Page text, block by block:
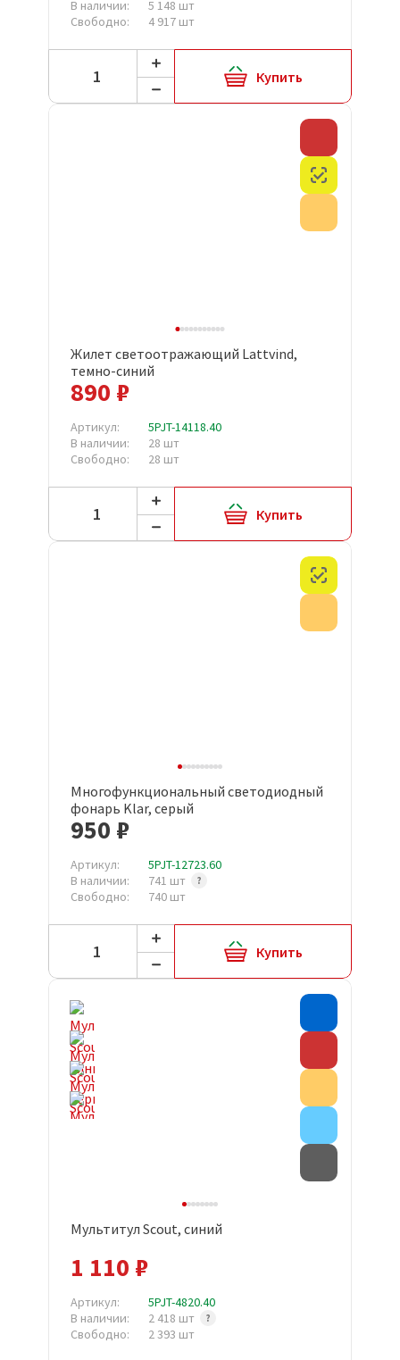
В наличии:
5 148 шт
Свободно:
4 917 шт
Купить
Жилет светоотражающий Lattvind,
темно-синий
890 ₽
Артикул:
5PJT-14118.40
В наличии:
28 шт
Свободно:
28 шт
Купить
Многофункциональный светодиодный
фонарь Klar, серый
950 ₽
Артикул:
5PJT-12723.60
В наличии:
741 шт
Свободно:
740 шт
Купить
Мультитул Scout, синий
1 110 ₽
Артикул:
5PJT-4820.40
В наличии:
2 418 шт
Свободно:
2 393 шт